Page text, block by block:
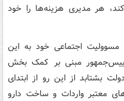
هر مدیری هزینه‌ها را خود
مسوولیت اجتماعی خود به این
رییس‌جمهور مبنی بر کمک بخش
بشتابد از این رو از ابتدای
معتبر واردات و ساخت دارو